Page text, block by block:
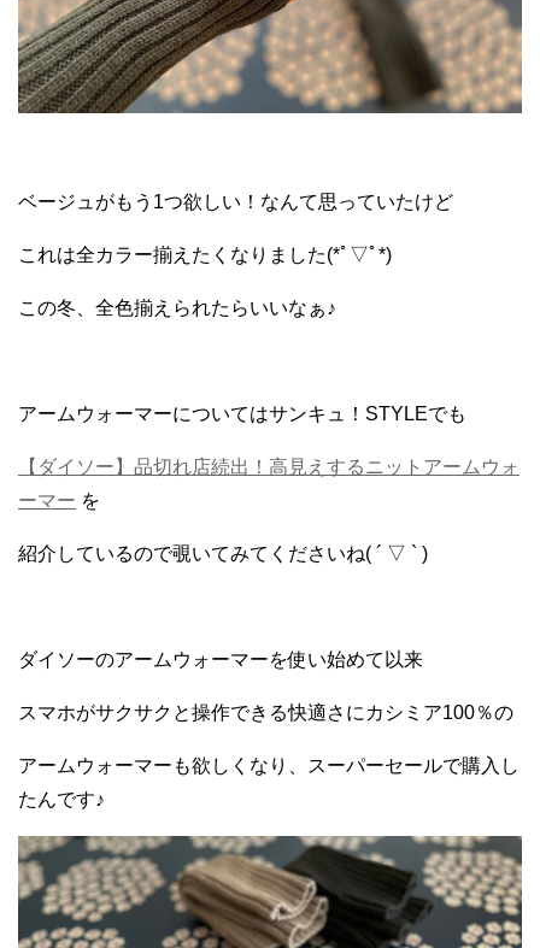
ベージュがもう1つ欲しい！なんて思っていたけど
これは全カラー揃えたくなりました(*ﾟ▽ﾟ*)
この冬、全色揃えられたらいいなぁ♪
アームウォーマーについてはサンキュ！STYLEでも
【ダイソー】品切れ店続出！高見えするニットアームウォ
ーマー を
紹介しているので覗いてみてくださいね( ´ ▽ ` )
ダイソーのアームウォーマーを使い始めて以来
スマホがサクサクと操作できる快適さにカシミア100％の
アームウォーマーも欲しくなり、スーパーセールで購入し
たんです♪